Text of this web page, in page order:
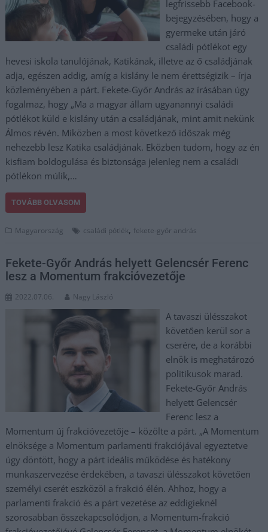
legfrissebb Facebook-
bejegyzésében, hogy a
gyermeke után járó
családi pótlékot egy
hevesi iskola tanulójának, Katikának, illetve az ő családjának
adja, egészen addig, amíg a kislány le nem érettségizik – írja
közleményében a párt. Fekete-Győr András az írásában úgy
fogalmaz, hogy „Ma a magyar állam ugyanannyi családi
pótlékot küld e kislány után a családjának, mint amit nekünk
Álmos révén. Miközben a most következő időszak még
nehezebb lesz Katika családjának. Eközben tudom, hogy az én
kisfiam boldogulása és biztonsága jelenleg nem a családi
pótlékon múlik,…
TOVÁBB OLVASOM
Magyarország családi pótlék, fekete-győr andrás
Fekete-Győr András helyett Gelencsér Ferenc
lesz a Momentum frakcióvezetője
2022.07.06. Nagy László
A tavaszi ülésszakot
követően kerül sor a
cserére, de a korábbi
elnök is meghatározó
politikusok marad.
Fekete-Győr András
helyett Gelencsér
Ferenc lesz a
Momentum új frakcióvezetője – közölte a párt. „A Momentum
elnöksége a Momentum parlamenti frakciójával egyeztetve
úgy döntött, hogy a párt ideális működése és hatékony
munkaszervezése érdekében, a tavaszi ülésszakot követően
személyi cserét eszközöl a frakció élén. Ahhoz, hogy a
parlamenti frakció és a párt vezetése az eddigieknél
szorosabban összekapcsolódjon, a Momentum-frakció